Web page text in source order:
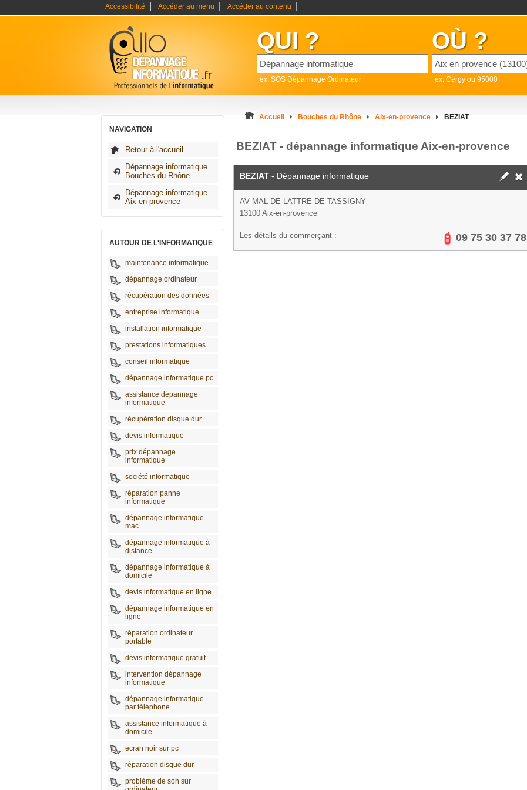
Accessibilité Accéder au menu Accéder au contenu
QUI ?
ex: SOS Dépannage Ordinateur
OÙ ?
ex: Cergy ou 95000
NAVIGATION
Retour à l'accueil
Dépannage informatique
Bouches du Rhône
Dépannage informatique
Aix-en-provence
AUTOUR DE L'INFORMATIQUE
maintenance informatique
dépannage ordinateur
récupération des données
entreprise informatique
installation informatique
prestations informatiques
conseil informatique
dépannage informatique pc
assistance dépannage
informatique
récupération disque dur
devis informatique
prix dépannage
informatique
société informatique
réparation panne
informatique
dépannage informatique
mac
dépannage informatique à
distance
dépannage informatique à
domicile
devis informatique en ligne
dépannage informatique en
ligne
réparation ordinateur
portable
devis informatique gratuit
intervention dépannage
informatique
dépannage informatique
par téléphone
assistance informatique à
domicile
ecran noir sur pc
réparation disque dur
problème de son sur
Accueil Bouches du Rhône Aix-en-provence BEZIAT
BEZIAT - dépannage informatique Aix-en-provence
BEZIAT - Dépannage informatique
AV MAL DE LATTRE DE TASSIGNY
13100 Aix-en-provence
Les détails du commerçant : 09 75 30 37 78